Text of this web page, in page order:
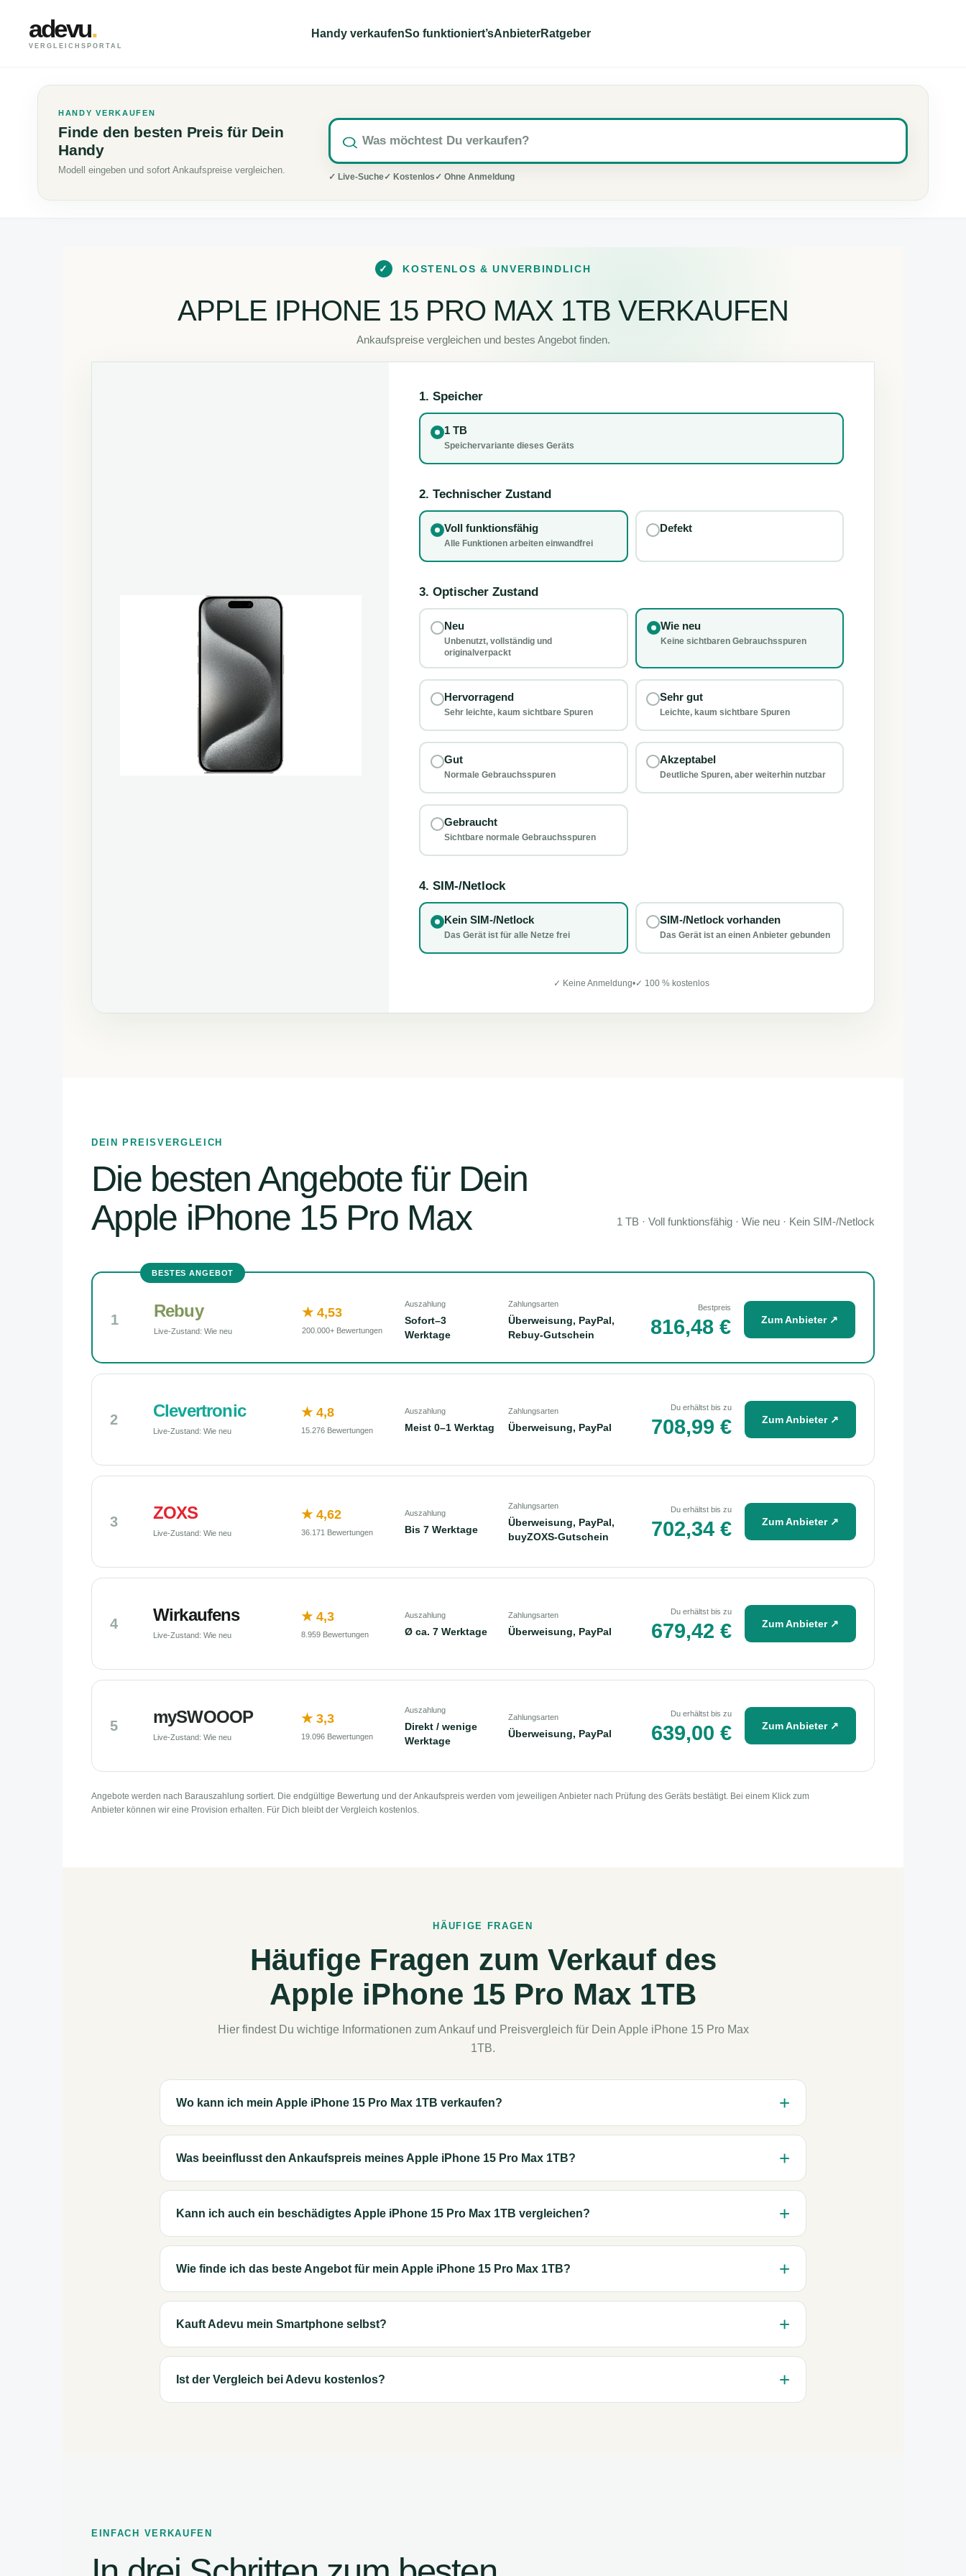
adevu.
VERGLEICHSPORTAL
Handy verkaufenSo funktioniert’sAnbieterRatgeber
HANDY VERKAUFEN
Finde den besten Preis für Dein
Handy
Modell eingeben und sofort Ankaufspreise vergleichen.
✓ Live-Suche✓ Kostenlos ✓ Ohne Anmeldung
✓ KOSTENLOS & UNVERBINDLICH
APPLE IPHONE 15 PRO MAX 1TB VERKAUFEN
Ankaufspreise vergleichen und bestes Angebot finden.
1. Speicher
1 TB
Speichervariante dieses Geräts
2. Technischer Zustand
Voll funktionsfähig
Alle Funktionen arbeiten einwandfrei
Defekt
3. Optischer Zustand
Neu
Unbenutzt, vollständig und
originalverpackt
Wie neu
Keine sichtbaren Gebrauchsspuren
Hervorragend
Sehr leichte, kaum sichtbare Spuren
Sehr gut
Leichte, kaum sichtbare Spuren
Gut
Normale Gebrauchsspuren
Akzeptabel
Deutliche Spuren, aber weiterhin nutzbar
Gebraucht
Sichtbare normale Gebrauchsspuren
4. SIM-/Netlock
Kein SIM-/Netlock
Das Gerät ist für alle Netze frei
SIM-/Netlock vorhanden
Das Gerät ist an einen Anbieter gebunden
✓ Keine Anmeldung•✓ 100 % kostenlos
DEIN PREISVERGLEICH
Die besten Angebote für Dein
Apple iPhone 15 Pro Max
1 TB · Voll funktionsfähig · Wie neu · Kein SIM-/Netlock
BESTES ANGEBOT
1 Rebuy
Live-Zustand: Wie neu
★ 4,53
200.000+ Bewertungen
Auszahlung
Sofort–3
Werktage
Zahlungsarten
Überweisung, PayPal,
Rebuy-Gutschein
Bestpreis
816,48 € Zum Anbieter ↗
2 Clevertronic
Live-Zustand: Wie neu
★ 4,8
15.276 Bewertungen
Auszahlung
Meist 0–1 Werktag
Zahlungsarten
Überweisung, PayPal
Du erhältst bis zu
708,99 € Zum Anbieter ↗
3 ZOXS
Live-Zustand: Wie neu
★ 4,62
36.171 Bewertungen
Auszahlung
Bis 7 Werktage
Zahlungsarten
Überweisung, PayPal,
buyZOXS-Gutschein
Du erhältst bis zu
702,34 € Zum Anbieter ↗
4 Wirkaufens
Live-Zustand: Wie neu
★ 4,3
8.959 Bewertungen
Auszahlung
Ø ca. 7 Werktage
Zahlungsarten
Überweisung, PayPal
Du erhältst bis zu
679,42 € Zum Anbieter ↗
5 mySWOOOP
Live-Zustand: Wie neu
★ 3,3
19.096 Bewertungen
Auszahlung
Direkt / wenige
Werktage
Zahlungsarten
Überweisung, PayPal
Du erhältst bis zu
639,00 € Zum Anbieter ↗
Angebote werden nach Barauszahlung sortiert. Die endgültige Bewertung und der Ankaufspreis werden vom jeweiligen Anbieter nach Prüfung des Geräts bestätigt. Bei einem Klick zum
Anbieter können wir eine Provision erhalten. Für Dich bleibt der Vergleich kostenlos.
HÄUFIGE FRAGEN
Häufige Fragen zum Verkauf des
Apple iPhone 15 Pro Max 1TB
Hier findest Du wichtige Informationen zum Ankauf und Preisvergleich für Dein Apple iPhone 15 Pro Max
1TB.
Wo kann ich mein Apple iPhone 15 Pro Max 1TB verkaufen?
Was beeinflusst den Ankaufspreis meines Apple iPhone 15 Pro Max 1TB?
Kann ich auch ein beschädigtes Apple iPhone 15 Pro Max 1TB vergleichen?
Wie finde ich das beste Angebot für mein Apple iPhone 15 Pro Max 1TB?
Kauft Adevu mein Smartphone selbst?
Ist der Vergleich bei Adevu kostenlos?
EINFACH VERKAUFEN